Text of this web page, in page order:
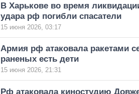
В Харькове во время
удара рф погибли спасатели
15 июня 2026, 03:17
Армия рф атаковала ракетами
раненых есть дети
15 июня 2026, 21:31
Рф атаковала киностудию